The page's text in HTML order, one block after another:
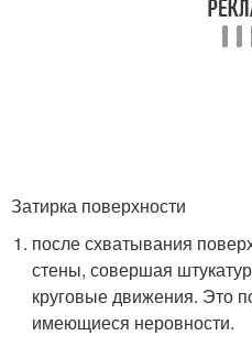
Затирка поверхности
после схватывания
стены, совершая
круговые движения. Это
имеющиеся неровности.